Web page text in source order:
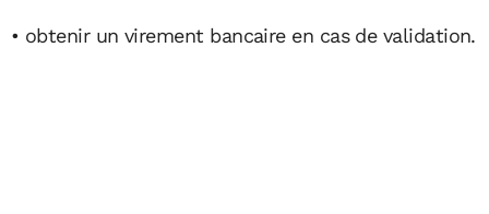
• obtenir un virement bancaire en cas de validation.